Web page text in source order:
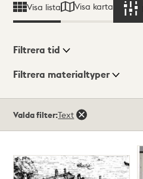
Visa lista Visa karta
Visningsläge
Filtrera tid
Filtrera materialtyper
träffar
Valda filter:Text